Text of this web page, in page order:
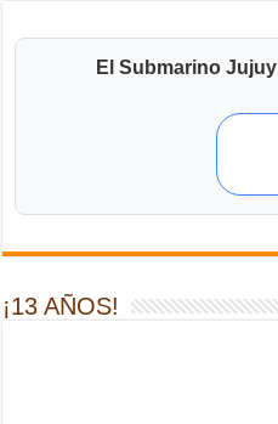
El Submarino Jujuy
¡13 AÑOS!